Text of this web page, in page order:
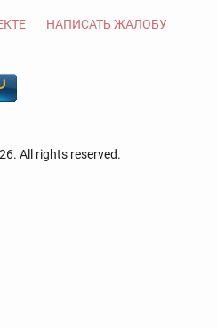
НАПИСАТЬ ЖАЛОБУ
All rights reserved.